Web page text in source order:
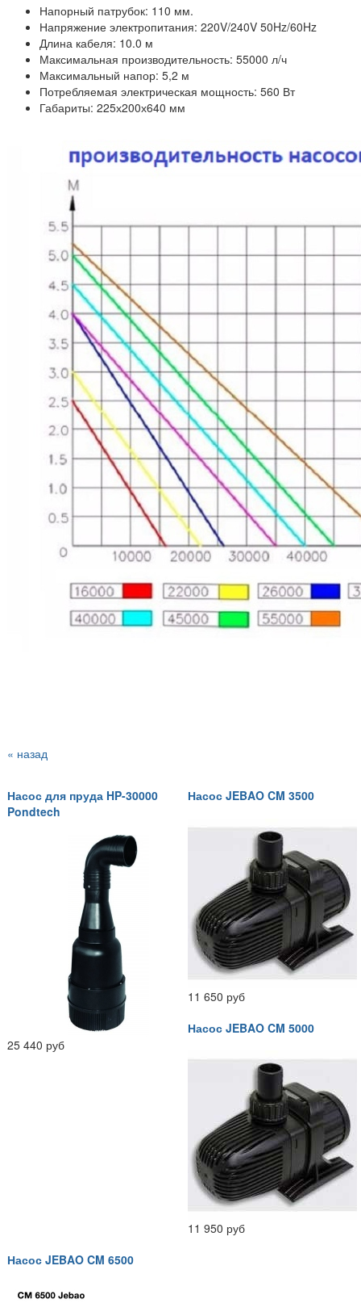
Напорный патрубок: 110 мм.
Напряжение электропитания: 220V/240V 50Hz/60Hz
Длина кабеля: 10.0 м
Максимальная производительность: 55000 л/ч
Максимальный напор: 5,2 м
Потребляемая электрическая мощность: 560 Вт
Габариты: 225х200х640 мм
« назад
Насос для пруда HP-30000
Pondtech
25 440 руб
Насос JEBAO CM 3500
11 650 руб
Насос JEBAO CM 5000
11 950 руб
Насос JEBAO CM 6500